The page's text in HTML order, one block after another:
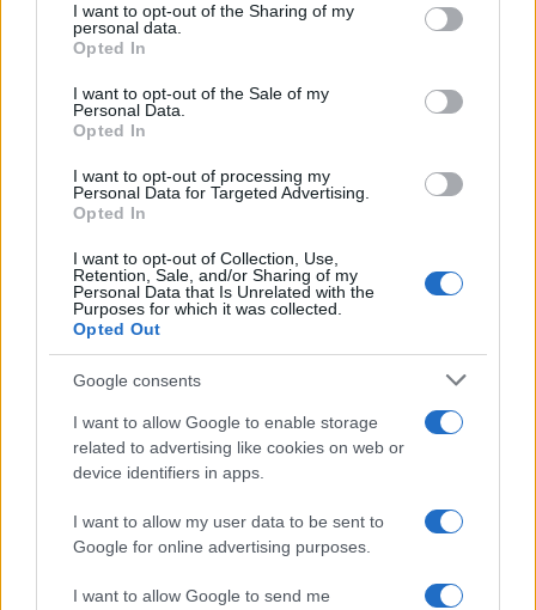
disclose it to other third parties.
Please note that this website/app uses one or more Google
services and may gather and store information including but
not limited to your visit or usage behaviour. You may click to
grant or deny consent to Google and its third-party tags to
consent section.
I want to opt-out of the Sharing of my
personal data.
Opted In
I want to opt-out of the Sale of my
Personal Data.
Opted In
I want to opt-out of processing my
Personal Data for Targeted Advertising.
Opted In
I want to opt-out of Collection, Use,
Retention, Sale, and/or Sharing of my
Personal Data that Is Unrelated with the
Purposes for which it was collected.
Opted Out
Google consents
I want to allow Google to enable storage
related to advertising like cookies on web or
device identifiers in apps.
I want to allow my user data to be sent to
Google for online advertising purposes.
I want to allow Google to send me